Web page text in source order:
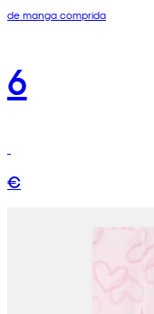
de manga comprida
6
€